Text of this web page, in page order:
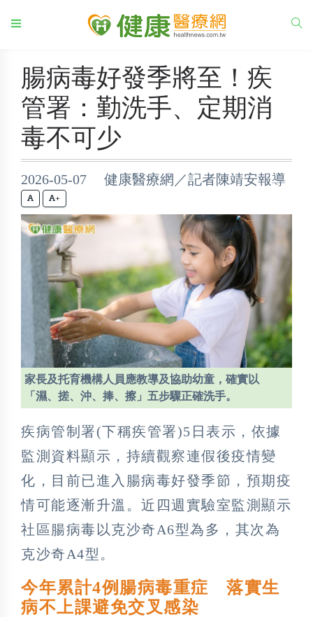
腸病毒好發季將至！疾
管署：勤洗手、定期消
毒不可少
2026-05-07 健康醫療網／記者陳靖安報導
+
家長及托育機構人員應教導及協助幼童，確實以
「濕、搓、沖、捧、擦」五步驟正確洗手。
疾病管制署(下稱疾管署)5日表示，依據
監測資料顯示，持續觀察連假後疫情變
化，目前已進入腸病毒好發季節，預期疫
情可能逐漸升溫。近四週實驗室監測顯示
社區腸病毒以克沙奇A6型為多，其次為
克沙奇A4型。
今年累計4例腸病毒重症 落實生
病不上課避免交叉感染